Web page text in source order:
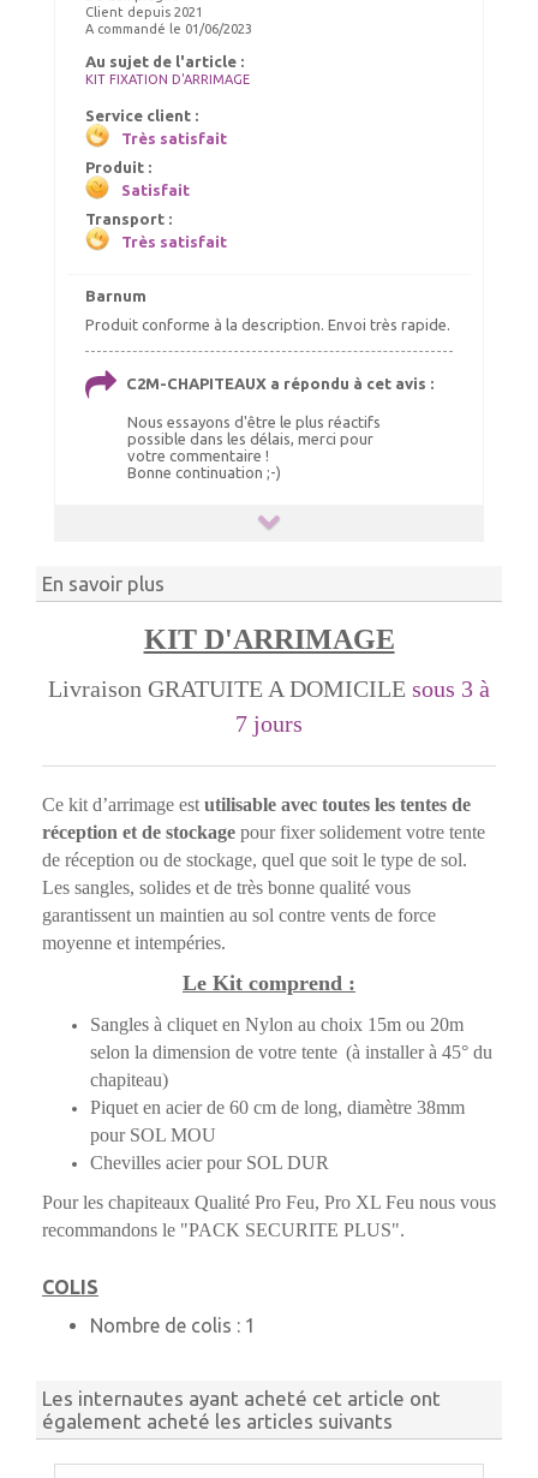
Client depuis 2021
A commandé le 01/06/2023
Au sujet de l'article :
KIT FIXATION D'ARRIMAGE
Service client :
Très satisfait
Produit :
Satisfait
Transport :
Très satisfait
Barnum
Produit conforme à la description. Envoi très rapide.
C2M-CHAPITEAUX a répondu à cet avis :
Nous essayons d'être le plus réactifs
possible dans les délais, merci pour
votre commentaire !
Bonne continuation ;-)
En savoir plus
KIT D'ARRIMAGE
Livraison GRATUITE A DOMICILE sous 3 à
7 jours
Ce kit d’arrimage est utilisable avec toutes les tentes de
réception et de stockage pour fixer solidement votre tente
de réception ou de stockage, quel que soit le type de sol.
Les sangles, solides et de très bonne qualité vous
garantissent un maintien au sol contre vents de force
moyenne et intempéries.
Le Kit comprend :
Sangles à cliquet en Nylon au choix 15m ou 20m
selon la dimension de votre tente (à installer à 45° du
chapiteau)
Piquet en acier de 60 cm de long, diamètre 38mm
pour SOL MOU
Chevilles acier pour SOL DUR
Pour les chapiteaux Qualité Pro Feu, Pro XL Feu nous vous
recommandons le "PACK SECURITE PLUS".
COLIS
Nombre de colis : 1
Les internautes ayant acheté cet article ont
également acheté les articles suivants